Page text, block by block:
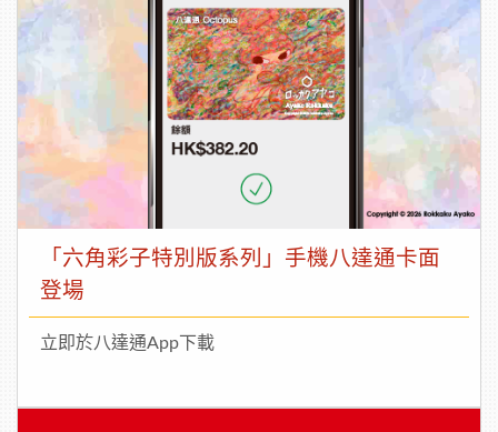
「六角彩子特別版系列」手機八達通卡面
登場
立即於八達通App下載